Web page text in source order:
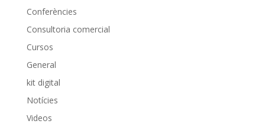
Conferències
Consultoria comercial
Cursos
General
kit digital
Notícies
Videos